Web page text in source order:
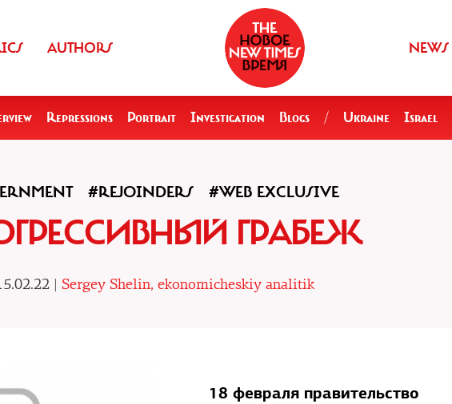
AUTHORS NEWS
Repressions Portrait Investigation Blogs / Ukraine Israel
#REJOINDERS #WEB EXCLUSIVE
ГРАБЕЖ
| Sergey Shelin, ekonomicheskiy analitik
18 февраля правительство